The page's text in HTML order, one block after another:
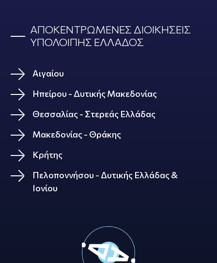
ΑΠΟΚΕΝΤΡΩΜΕΝΕΣ ΔΙΟΙΚΗΣΕΙΣ
ΥΠΟΛΟΙΠΗΣ ΕΛΛΑΔΟΣ
Αιγαίου
Ηπείρου - Δυτικής Μακεδονίας
Θεσσαλίας - Στερεάς Ελλάδας
Μακεδονίας - Θράκης
Κρήτης
Πελοποννήσου - Δυτικής Ελλάδας &
Ιονίου